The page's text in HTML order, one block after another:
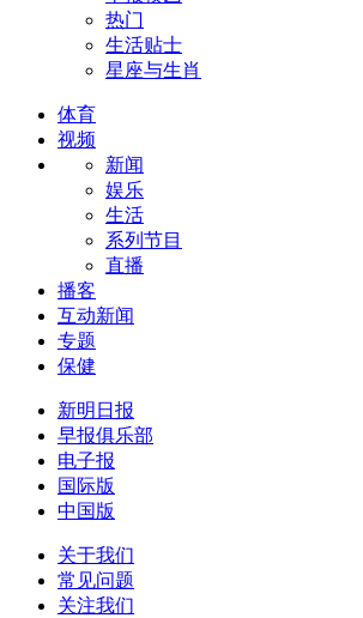
热门
生活贴士
星座与生肖
体育
视频
新闻
娱乐
生活
系列节目
直播
播客
互动新闻
专题
保健
新明日报
早报俱乐部
电子报
国际版
中国版
关于我们
常见问题
关注我们